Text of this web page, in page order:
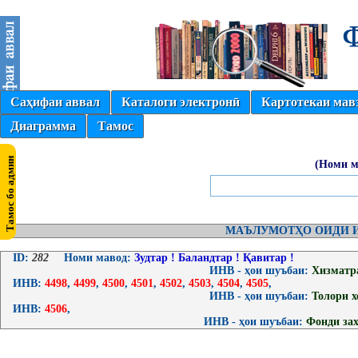
Саҳифаи аввал Каталоги электронӣ
Картотекаи
Диаграмма
Тамос
(Номи
МАЪЛУМОТҲО ОИДИ
ID: 282 Номи мавод: Зудтар ! Баландтар ! Қавитар !
ИНВ - ҳои шуъбаи:
ИНВ: 4498, 4499, 4500, 4501, 4502, 4503, 4504, 4505,
ИНВ - ҳои шуъбаи: Толори
ИНВ: 4506,
ИНВ - ҳои шуъбаи: Фонди